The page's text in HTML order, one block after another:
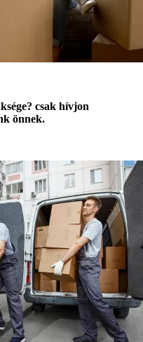
csak hívjon
önnek.